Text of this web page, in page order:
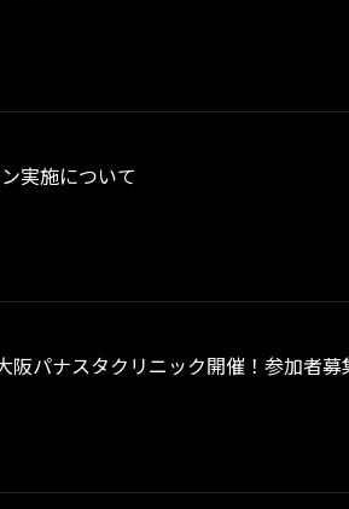
実施について
阪パナスタクリニック開催！参加者